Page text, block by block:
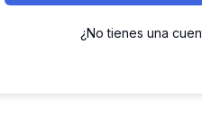
¿No tienes una